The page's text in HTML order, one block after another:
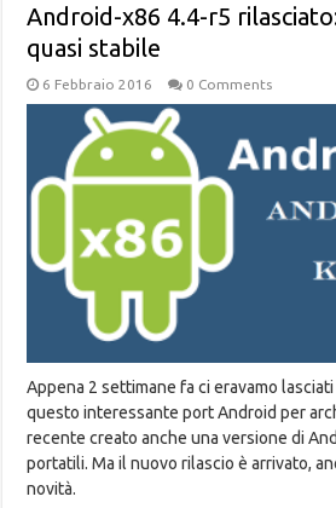
Android-x86 4.4-r5
quasi stabile
6 Febbraio 2016 0 Comments
Appena 2 settimane fa ci eravamo
questo interessante port Android per
recente creato anche una versione di
portatili. Ma il nuovo rilascio è arrivato,
novità.